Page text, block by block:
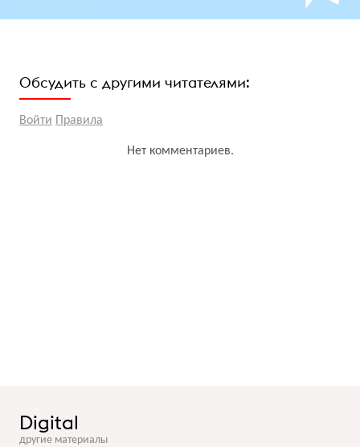
Обсудить с другими читателями:
Войти Правила
Нет комментариев.
Digital
другие материалы